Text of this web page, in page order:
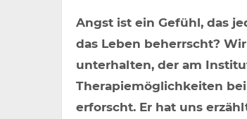
Angst ist ein Gefühl, das
das Leben beherrscht?
unterhalten, der am
Therapiemöglichkeiten
erforscht. Er hat uns